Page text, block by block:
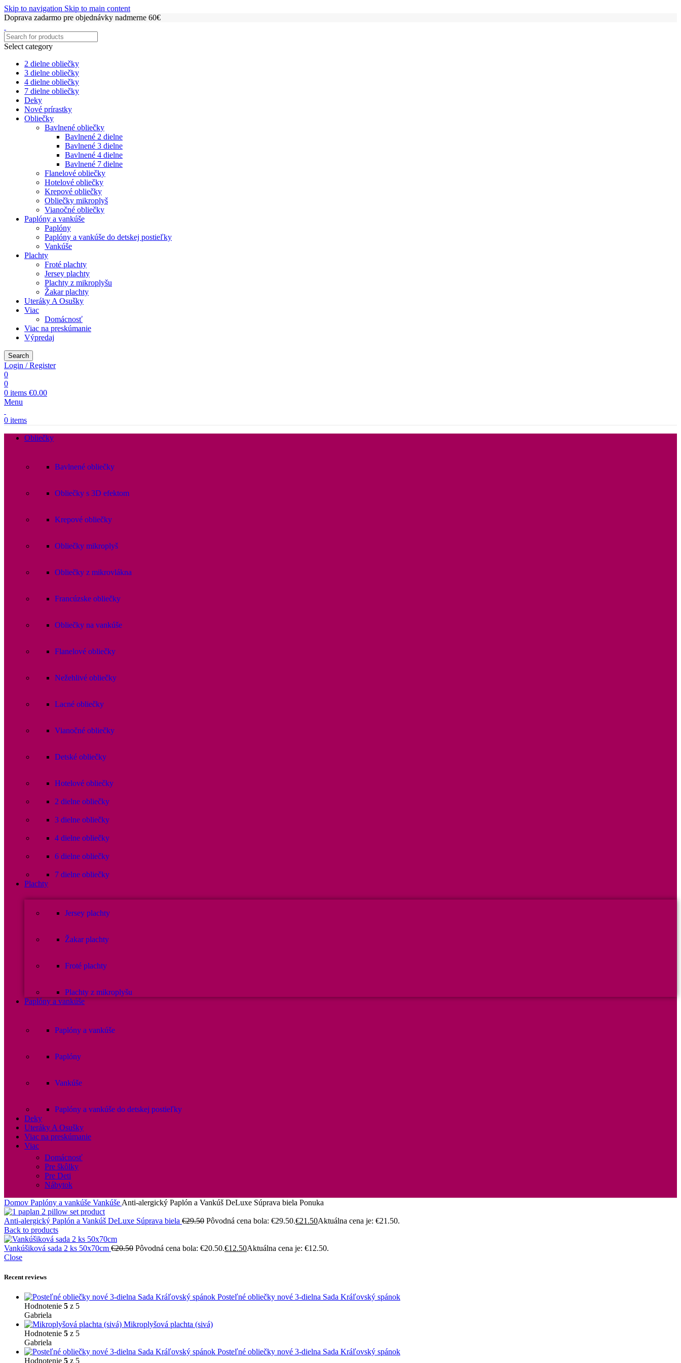
Skip to navigation Skip to main content
Doprava zadarmo pre objednávky nadmerne 60€
Select category
2 dielne obliečky
3 dielne obliečky
4 dielne obliečky
7 dielne obliečky
Deky
Nové prírastky
Obliečky
Bavlnené obliečky
Bavlnené 2 dielne
Bavlnené 3 dielne
Bavlnené 4 dielne
Bavlnené 7 dielne
Flanelové obliečky
Hotelové obliečky
Krepové obliečky
Obliečky mikroplyš
Vianočné obliečky
Paplóny a vankúše
Paplóny
Paplóny a vankúše do detskej postieľky
Vankúše
Plachty
Froté plachty
Jersey plachty
Plachty z mikroplyšu
Žakar plachty
Uteráky A Osušky
Viac
Domácnosť
Viac na preskúmanie
Výpredaj
Search
Login / Register
0
0
0 items €0.00
Menu
0 items
Obliečky
Bavlnené obliečky
Obliečky s 3D efektom
Krepové obliečky
Obliečky mikroplyš
Obliečky z mikrovlákna
Francúzske obliečky
Obliečky na vankúše
Flanelové obliečky
Nežehlivé obliečky
Lacné obliečky
Vianočné obliečky
Detské obliečky
Hotelové obliečky
2 dielne obliečky
3 dielne obliečky
4 dielne obliečky
6 dielne obliečky
7 dielne obliečky
Plachty
Jersey plachty
Žakar plachty
Froté plachty
Plachty z mikroplyšu
Paplóny a vankúše
Paplóny a vankúše
Paplóny
Vankúše
Paplóny a vankúše do detskej postieľky
Deky
Uteráky A Osušky
Viac na preskúmanie
Viac
Domácnosť
Pre škôlky
Pre Deti
Nábytok
Domov Paplóny a vankúše Vankúše Anti-alergický Paplón a Vankúš DeLuxe Súprava biela Ponuka
Anti-alergický Paplón a Vankúš DeLuxe Súprava biela €29.50 Pôvodná cena bola: €29.50.€21.50Aktuálna cena je: €21.50.
Back to products
Vankúšiková sada 2 ks 50x70cm €20.50 Pôvodná cena bola: €20.50.€12.50Aktuálna cena je: €12.50.
Close
Recent reviews
Posteľné obliečky nové 3-dielna Sada Kráľovský spánok
Hodnotenie 5 z 5
Gabriela
Mikroplyšová plachta (sivá)
Hodnotenie 5 z 5
Gabriela
Posteľné obliečky nové 3-dielna Sada Kráľovský spánok
Hodnotenie 5 z 5